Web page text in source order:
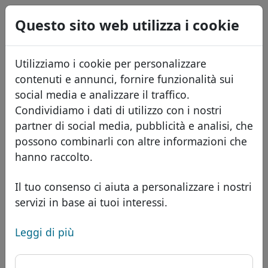
Questo sito web utilizza i cookie
Utilizziamo i cookie per personalizzare
contenuti e annunci, fornire funzionalità sui
social media e analizzare il traffico.
Condividiamo i dati di utilizzo con i nostri
partner di social media, pubblicità e analisi, che
possono combinarli con altre informazioni che
hanno raccolto.
Il tuo consenso ci aiuta a personalizzare i nostri
servizi in base ai tuoi interessi.
Leggi di più
Domini
Database dei domini
Domini africani
Domini asiatici
Domini europei
Domini del Medio Oriente
Domini nordamericani
Listino prezzi
Sconti
Trasferisci
Cerca
Servizi
ID Protect
Hosting DNS
WHOIS
USD
EUR
GBP
Español
Français
Português
Română
Eesti
Dominio .halal - Nuovi